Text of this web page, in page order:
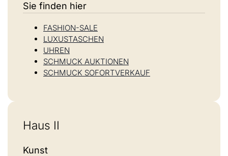
Sie finden hier
FASHION-SALE
LUXUSTASCHEN
UHREN
SCHMUCK AUKTIONEN
SCHMUCK SOFORTVERKAUF
Haus II
Kunst